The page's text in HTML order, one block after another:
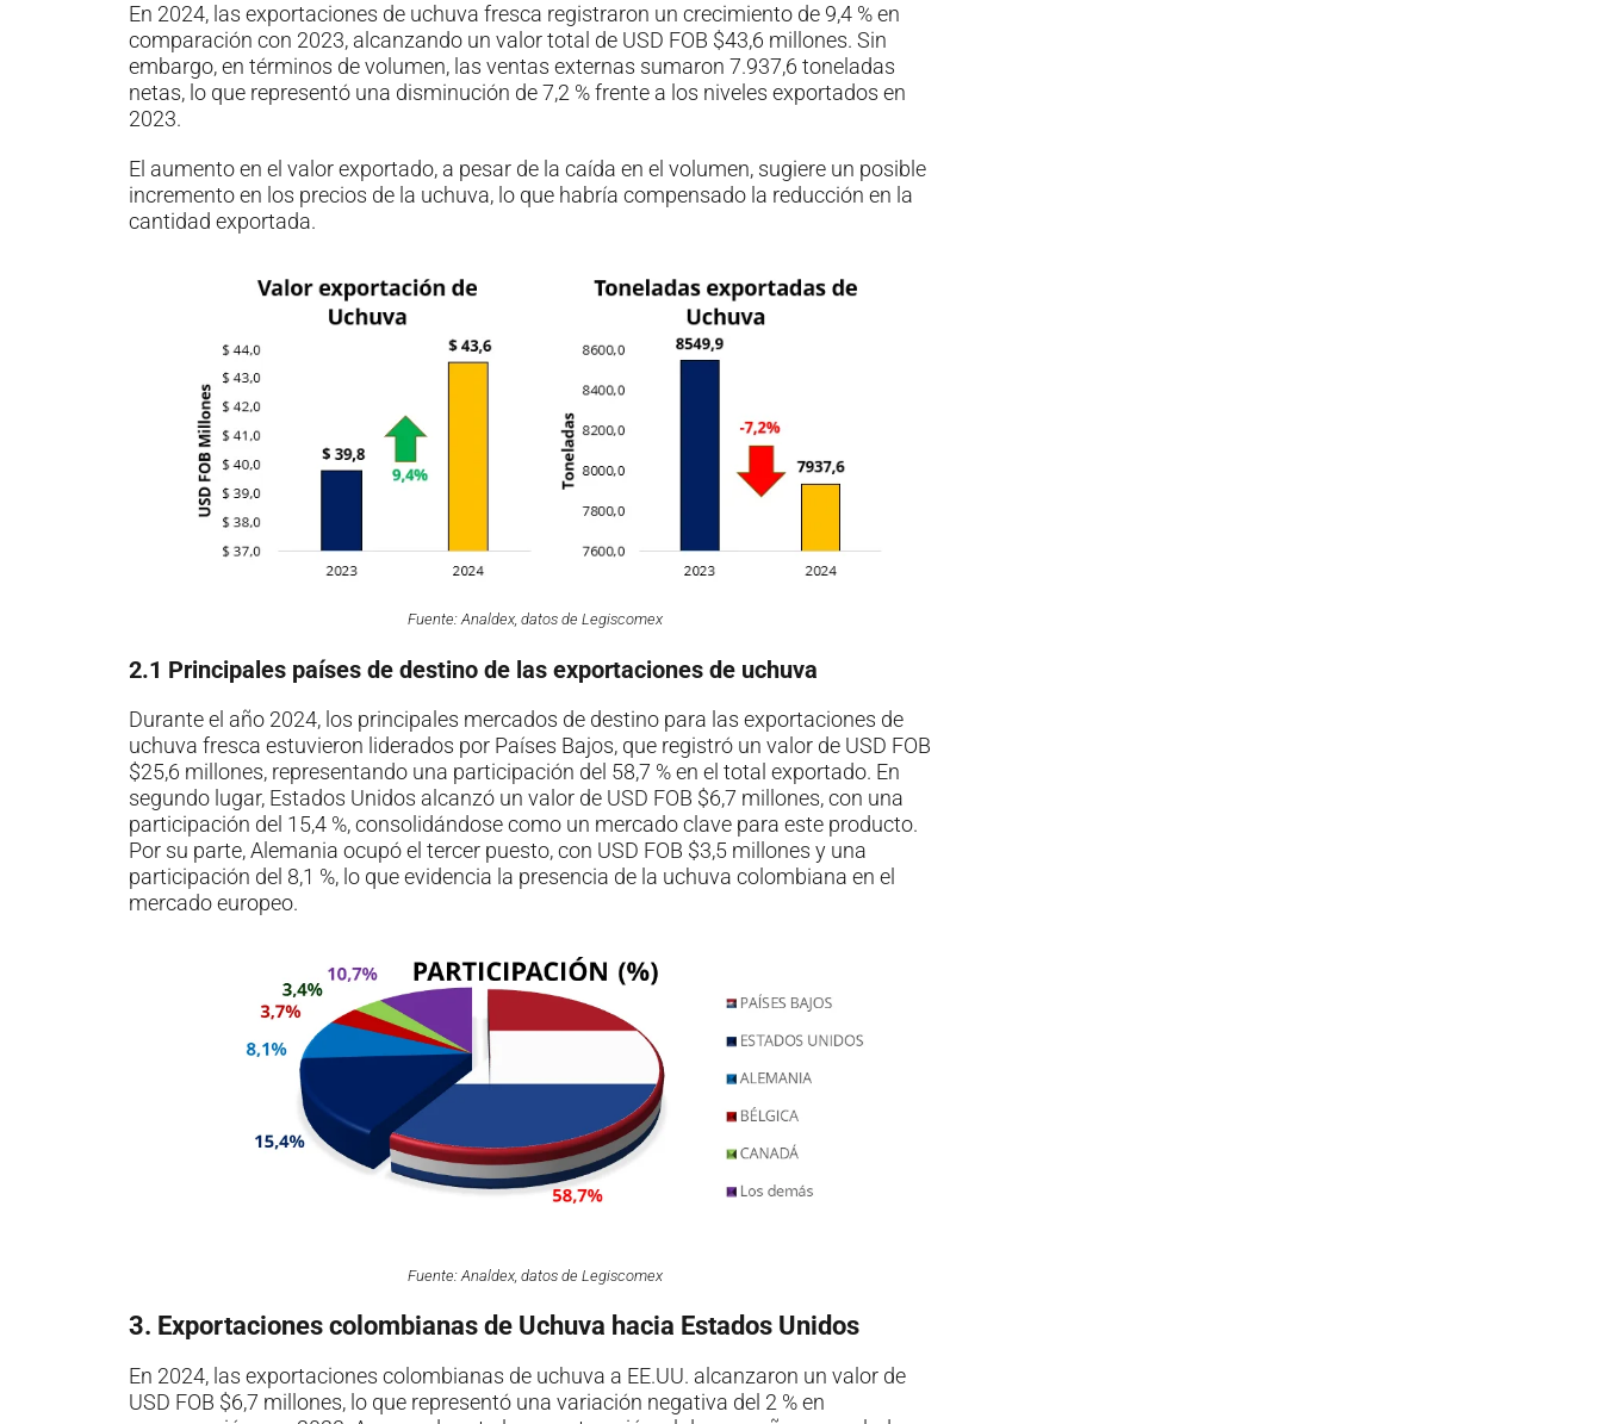
En 2024, las exportaciones de uchuva fresca registraron un crecimiento de 9,4 % en
comparación con 2023, alcanzando un valor total de USD FOB $43,6 millones. Sin
embargo, en términos de volumen, las ventas externas sumaron 7.937,6 toneladas
netas, lo que representó una disminución de 7,2 % frente a los niveles exportados en
2023.
El aumento en el valor exportado, a pesar de la caída en el volumen, sugiere un posible
incremento en los precios de la uchuva, lo que habría compensado la reducción en la
cantidad exportada.
Fuente: Analdex, datos de Legiscomex
2.1 Principales países de destino de las exportaciones de uchuva
Durante el año 2024, los principales mercados de destino para las exportaciones de
uchuva fresca estuvieron liderados por Países Bajos, que registró un valor de USD FOB
$25,6 millones, representando una participación del 58,7 % en el total exportado. En
segundo lugar, Estados Unidos alcanzó un valor de USD FOB $6,7 millones, con una
participación del 15,4 %, consolidándose como un mercado clave para este producto.
Por su parte, Alemania ocupó el tercer puesto, con USD FOB $3,5 millones y una
participación del 8,1 %, lo que evidencia la presencia de la uchuva colombiana en el
mercado europeo.
Fuente: Analdex, datos de Legiscomex
3. Exportaciones colombianas de Uchuva hacia Estados Unidos
En 2024, las exportaciones colombianas de uchuva a EE.UU. alcanzaron un valor de
USD FOB $6,7 millones, lo que representó una variación negativa del 2 % en